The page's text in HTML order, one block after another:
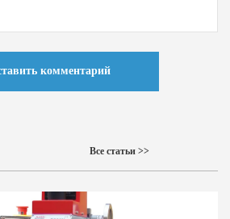
Оставить комментарий
Все статьи >>